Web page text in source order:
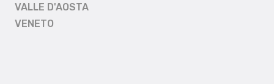
VALLE D'AOSTA
VENETO